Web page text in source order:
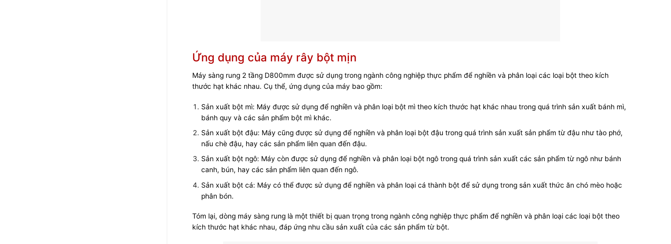
Ứng dụng của máy rây bột mịn
Máy sàng rung 2 tầng D800mm được sử dụng trong ngành công nghiệp thực phẩm để nghiền và phân loại các loại bột theo kích
thước hạt khác nhau. Cụ thể, ứng dụng của máy bao gồm:
Sản xuất bột mì: Máy được sử dụng để nghiền và phân loại bột mì theo kích thước hạt khác nhau trong quá trình sản xuất bánh mì,
bánh quy và các sản phẩm bột mì khác.
Sản xuất bột đậu: Máy cũng được sử dụng để nghiền và phân loại bột đậu trong quá trình sản xuất sản phẩm từ đậu như tào phớ,
nấu chè đậu, hay các sản phẩm liên quan đến đậu.
Sản xuất bột ngô: Máy còn được sử dụng để nghiền và phân loại bột ngô trong quá trình sản xuất các sản phẩm từ ngô như bánh
canh, bún, hay các sản phẩm liên quan đến ngô.
Sản xuất bột cá: Máy có thể được sử dụng để nghiền và phân loại cá thành bột để sử dụng trong sản xuất thức ăn chó mèo hoặc
phân bón.
Tóm lại, dòng máy sàng rung là một thiết bị quan trọng trong ngành công nghiệp thực phẩm để nghiền và phân loại các loại bột theo
kích thước hạt khác nhau, đáp ứng nhu cầu sản xuất của các sản phẩm từ bột.